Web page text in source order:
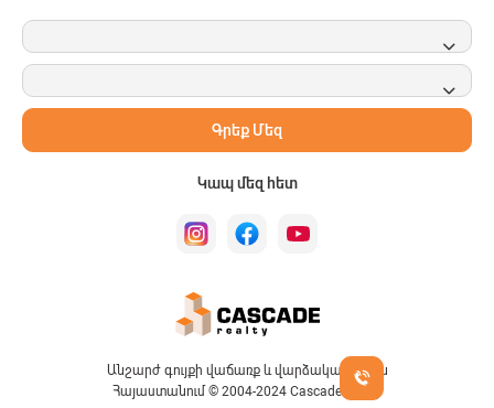
Գրեք Մեզ
Կապ մեզ հետ
Անշարժ գույքի վաճառք և վարձակալություն
Հայաստանում © 2004-2024 Cascade Realty